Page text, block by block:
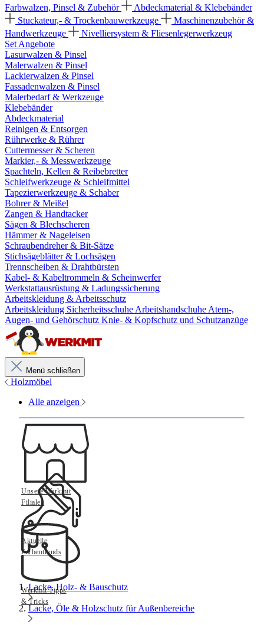
Farbwalzen, Pinsel & Zubehör
Abdeckmaterial & Klebebänder
Stuckateur,- & Trockenbauwerkzeuge
Maschinenzubehör &
Handwerkzeuge
Nivelliersystem & Fliesenlegerwerkzeug
Set Angebote
Lasurwalzen & Pinsel
Malerwalzen & Pinsel
Lackierwalzen & Pinsel
Fassadenwalzen & Pinsel
Malerbedarf & Werkzeuge
Klebebänder
Abdeckmaterial
Reinigen & Entsorgen
Rührwerke & Rührer
Cuttermesser & Scheren
Markier,- & Messwerkzeuge
Spachteln, Kellen & Reibebretter
Schleifwerkzeuge & Schleifmittel
Tapezierwerkzeuge & Schaber
Bohrer & Meißel
Zangen & Handtacker
Sägen & Blechscheren
Hämmer & Nageleisen
Schraubendreher & Bit-Sätze
Stichsägeblätter & Lochsägen
Trennscheiben & Drahtbürsten
Kabel- & Kabeltrommeln & Scheinwerfer
Werkstattausrüstung & Ladungssicherung
Arbeitskleidung & Arbeitsschutz
Arbeitskleidung Sicherheitsschuhe Arbeitshandschuhe Atem-,
Augen- und Gehörschutz Knie- & Kopfschutz und Schutzanzüge
Menü schließen
Holzmöbel
Alle anzeigen
Unsere Werkmit
Filialen
Aktuelle
Farbentrends
Werkmit Tipps
& Tricks
Lacke, Holz- & Bauschutz
Lacke, Öle & Holzschutz für Außenbereiche